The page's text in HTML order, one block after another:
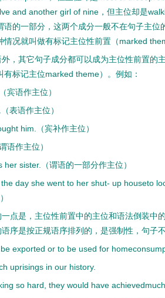
and another girl of nine，但主位却是
语的一部分，这两个成分一般不在句子主位
况就叫做有标记主位性前置（marked
，其它句子成分都可以成为主位性前置的
标记主位marked theme）。例如：
宾语作主位）
表语作主位）
him.（宾补作主位）
语作主位）
sister.（谓语的一部分作主位）
day she went to her shut- up houseto
点是，主位性前置中的主位和语法倒装中
序是按正规语序排列的，是强制性，句子
exported or to be used for
uprisings in our history.
so hard, they would have achievedmuch.